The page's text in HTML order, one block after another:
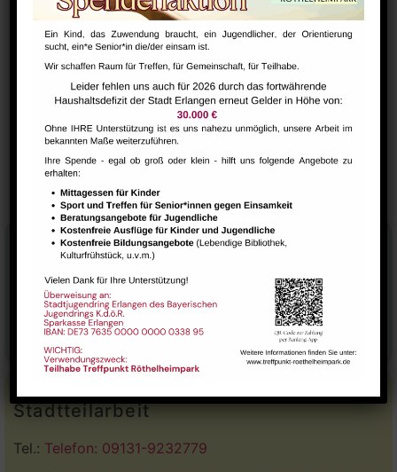
Serien:
NextSteps (1-3 Jahre)
VERANSTALTUNGSORT
Eltern-Kind Raum
Wollmäuse Deutsch-Bistro
Stadtteilhaus
09131-9232777
E-Mail:leitung@treffpunkt-roethelheimpark.de
Stadtteilarbeit
Tel.: Telefon: 09131-9232779